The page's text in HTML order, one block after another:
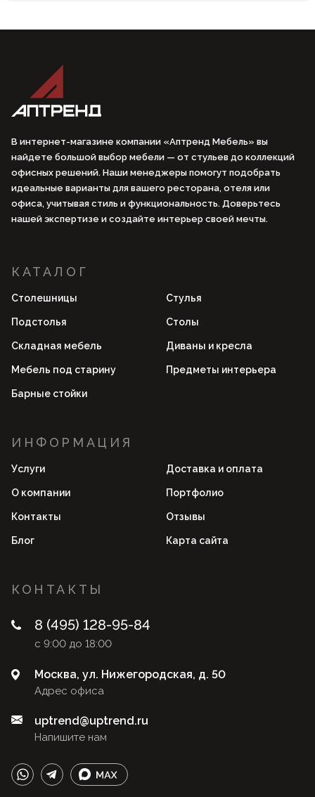
В интернет-магазине компании «Аптренд Мебель» вы
найдете большой выбор мебели — от стульев до коллекций
офисных решений. Наши менеджеры помогут подобрать
идеальные варианты для вашего ресторана, отеля или
офиса, учитывая стиль и функциональность. Доверьтесь
нашей экспертизе и создайте интерьер своей мечты.
КАТАЛОГ
Столешницы Стулья
Подстолья Столы
Складная мебель Диваны и кресла
Мебель под старину Предметы интерьера
Барные стойки
ИНФОРМАЦИЯ
Услуги Доставка и оплата
О компании Портфолио
Контакты Отзывы
Блог Карта сайта
КОНТАКТЫ
8 (495) 128-95-84
с 9:00 до 18:00
Адрес офиса
Москва, ул. Нижегородская, д. 50
Напишите нам
uptrend@uptrend.ru